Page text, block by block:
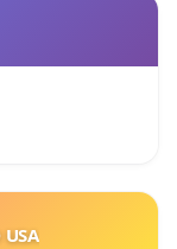
USA